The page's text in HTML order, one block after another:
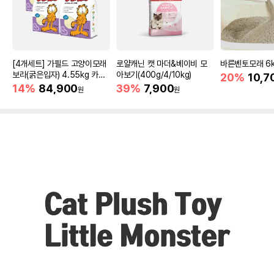
[4개세트] 가필드 고양이모래
보라(굵은입자) 4.55kg 카사
바모래
14% 84,900원
로얄캐닌 캣 마더&베이비 모
아보기(400g/4/10kg)
39% 7,900원
바른벤토모래
20%